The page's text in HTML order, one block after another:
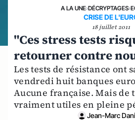
A LA UNE›DÉCRYPTAGES›
CRISE DE
18 juillet 2011
"Ces stress tests
retourner contre
Les tests de résistance ont
vendredi huit banques
Aucune française. Mais de
vraiment utiles en pleine
Jean-Marc